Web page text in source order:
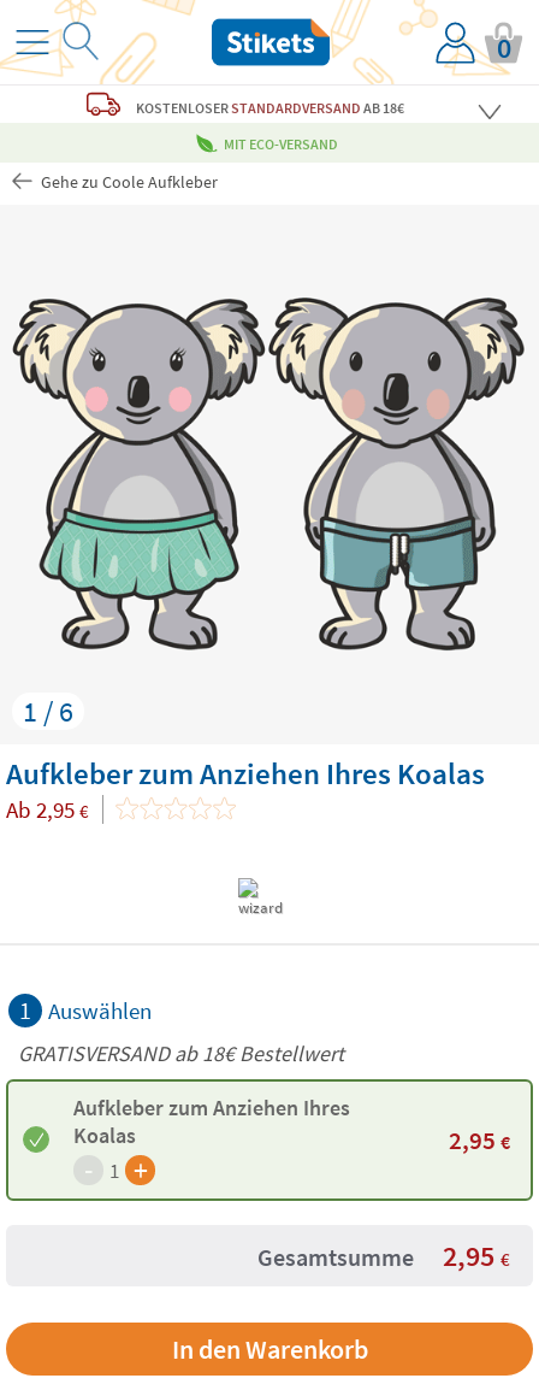
0
KOSTENLOSERSTANDARDVERSAND AB 18€
MIT ECO-VERSAND
Gehe zu Coole Aufkleber
1 / 6
Aufkleber zum Anziehen Ihres Koalas
Ab 2,95 €
1 Auswählen
GRATISVERSAND ab18€Bestellwert
Aufkleber zum Anziehen Ihres
Koalas
- 1 +
2,95 €
Gesamtsumme 2,95 €